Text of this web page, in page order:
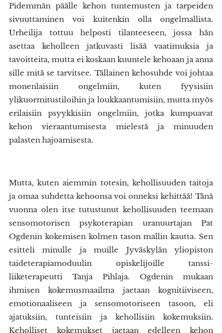
Pidemmän päälle kehon tuntemusten ja tarpeiden
sivuuttaminen voi kuitenkin olla ongelmallista.
Urheilija tottuu helposti tilanteeseen, jossa hän
asettaa keholleen jatkuvasti lisää vaatimuksia ja
tavoitteita, mutta ei koskaan kuuntele kehoaan ja anna
sille mitä se tarvitsee. Tällainen kehosuhde voi johtaa
monenlaisiin ongelmiin, kuten fyysisiin
ylikuormitustiloihin ja loukkaantumisiin, mutta myös
erilaisiin psyykkisiin ongelmiin, jotka kumpuavat
kehon vieraantumisesta mielestä ja minuuden
palasten hajoamisesta.
Mutta, kuten aiemmin totesin, kehollisuuden taitoja
ja omaa suhdetta kehoonsa voi onneksi kehittää! Tänä
vuonna olen itse tutustunut kehollisuuden teemaan
sensomotorisen psykoterapian uranuurtajan Pat
Ogdenin kokemisen kolmen tason mallin kautta. Sen
esitteli minulle ja muille Jyväskylän yliopiston
taideterapiamoduulin opiskelijoille tanssi-
liiketerapeutti Tanja Pihlaja. Ogdenin mukaan
ihmisen kokemusmaailma jaetaan kognitiiviseen,
emotionaaliseen ja sensomotoriseen tasoon, eli
ajatuksiin, tunteisiin ja kehollisiin kokemuksiin.
Keholliset kokemukset jaetaan edelleen kehon